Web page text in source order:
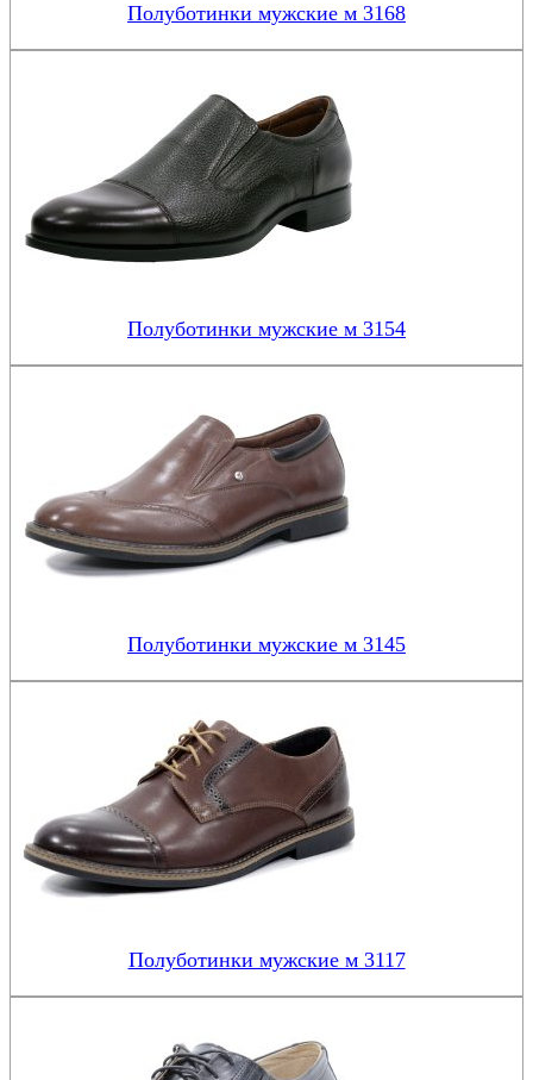
Полуботинки мужские м 3168
Полуботинки мужские м 3154
Полуботинки мужские м 3145
Полуботинки мужские м 3117